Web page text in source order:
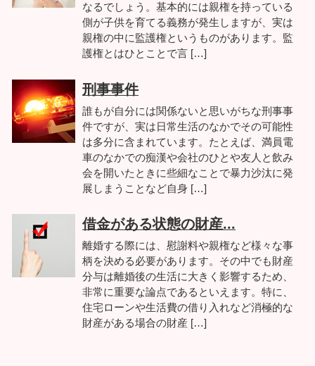
なるでしょう。基本的には親権を持っている
側が子供を育てる義務が発生しますが、実は
親権の中に監護権というものがあります。監
護権とはひとことで言 […]
刑事事件
誰もが自分には関係ないと思いがちな刑事事
件ですが、実は日常生活のなかでその可能性
は多分に含まれています。たとえば、満員電
車のなかでの痴漢や会社のひとや友人と飲み
会を開いたときに些細なことで暴力沙汰に発
展しまうことなど自身 […]
借金がある状態の財産...
離婚する際には、慰謝料や親権など様々な事
柄を決める必要があります。その中でも財産
分与は離婚後の生活に大きく影響するため、
非常に重要な論点であるといえます。特に、
住宅ローンや生活費の借り入れなど消極的な
財産がある場合の財産 […]